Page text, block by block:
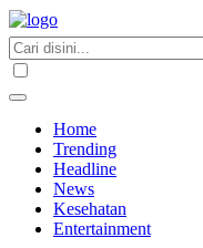
Home
Trending
Headline
News
Kesehatan
Entertainment